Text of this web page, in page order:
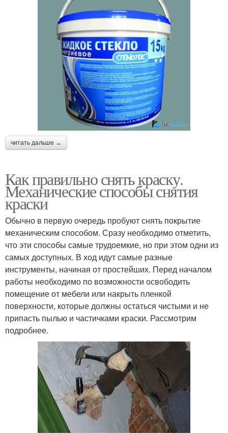
читать дальше →
Как правильно снять краску.
Механические способы снятия
краски
Обычно в первую очередь пробуют снять покрытие
механическим способом. Сразу необходимо отметить,
что эти способы самые трудоемкие, но при этом одни из
самых доступных. В ход идут самые разные
инструменты, начиная от простейших. Перед началом
работы необходимо по возможности освободить
помещение от мебели или накрыть пленкой
поверхности, которые должны остаться чистыми и не
припасть пылью и частичками краски. Рассмотрим
подробнее.